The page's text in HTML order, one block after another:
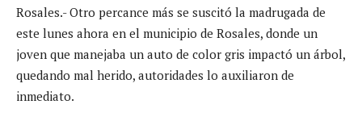
Rosales.- Otro percance más se suscitó la madrugada de
este lunes ahora en el municipio de Rosales, donde un
joven que manejaba un auto de color gris impactó un árbol,
quedando mal herido, autoridades lo auxiliaron de
inmediato.